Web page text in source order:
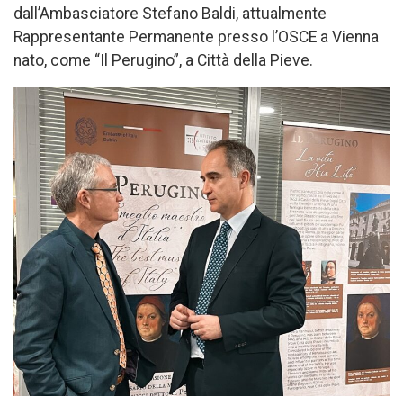
dall’Ambasciatore Stefano Baldi, attualmente
Rappresentante Permanente presso l’OSCE a Vienna
nato, come “Il Perugino”, a Città della Pieve.